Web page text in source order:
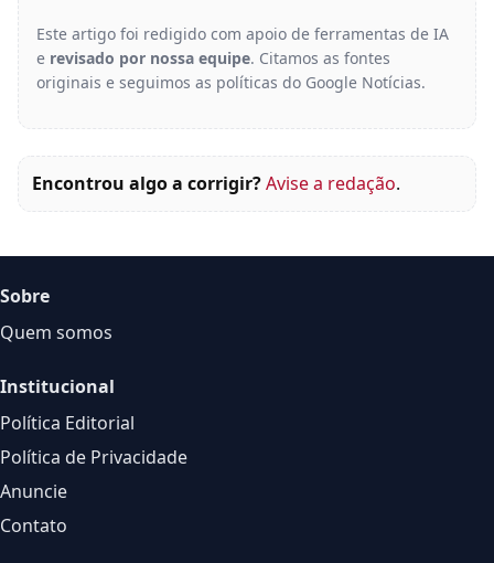
Este artigo foi redigido com apoio de ferramentas de IA
e revisado por nossa equipe. Citamos as fontes
originais e seguimos as políticas do Google Notícias.
Encontrou algo a corrigir?Avise a redação.
Sobre
Quem somos
Institucional
Política Editorial
Política de Privacidade
Anuncie
Contato